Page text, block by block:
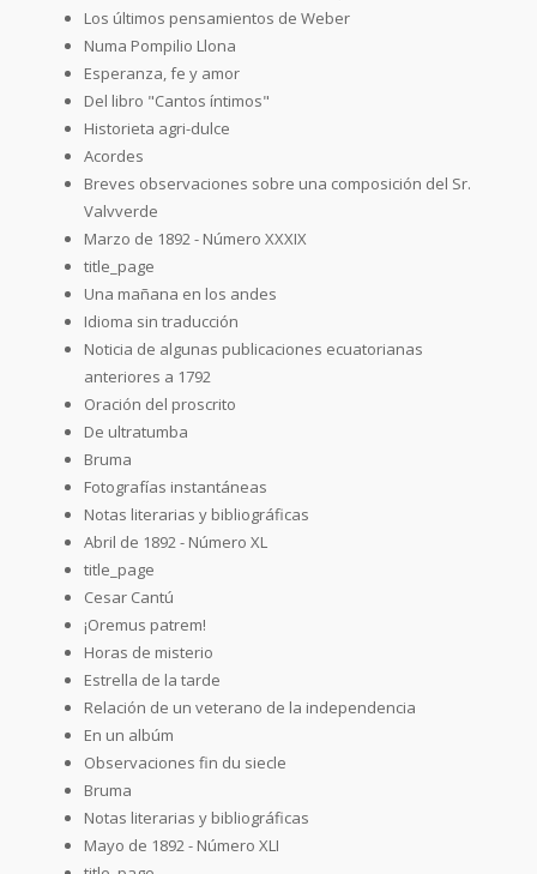
Los últimos pensamientos de Weber
Numa Pompilio Llona
Esperanza, fe y amor
Del libro "Cantos íntimos"
Historieta agri-dulce
Acordes
Breves observaciones sobre una composición del Sr.
Valvverde
Marzo de 1892 - Número XXXIX
title_page
Una mañana en los andes
Idioma sin traducción
Noticia de algunas publicaciones ecuatorianas
anteriores a 1792
Oración del proscrito
De ultratumba
Bruma
Fotografías instantáneas
Notas literarias y bibliográficas
Abril de 1892 - Número XL
title_page
Cesar Cantú
¡Oremus patrem!
Horas de misterio
Estrella de la tarde
Relación de un veterano de la independencia
En un albúm
Observaciones fin du siecle
Bruma
Notas literarias y bibliográficas
Mayo de 1892 - Número XLI